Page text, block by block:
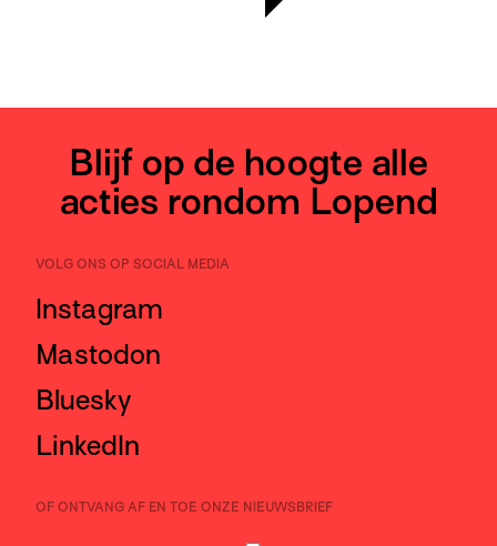
Blijf op de hoogte alle
acties rondom Lopend
VOLG ONS OP SOCIAL MEDIA
Instagram
Mastodon
Bluesky
LinkedIn
OF ONTVANG AF EN TOE ONZE NIEUWSBRIEF